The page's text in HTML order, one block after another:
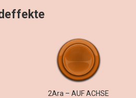
2Ara – AUF ACHSE